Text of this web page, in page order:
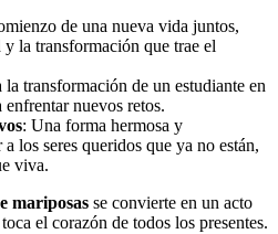
de una nueva vida juntos,
la transformación que trae el
la transformación de un estudiante en
nuevos retos.
: Una forma hermosa y
los seres queridos que ya no están,
viva.
mariposas se convierte en un acto
el corazón de todos los presentes.